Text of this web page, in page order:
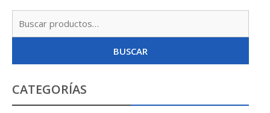
BUSCAR
CATEGORÍAS